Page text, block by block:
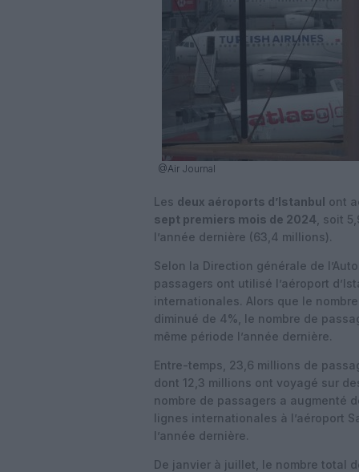
@Air Journal
Les deux aéroports d’Istanbul ont
sept premiers mois de 2024 , soit
l’année dernière (63,4 millions).
Selon la Direction générale de
passagers ont utilisé l’aéroport
internationales. Alors que le
diminué de 4%, le nombre de
même période l’année dernière.
Entre-temps, 23,6 millions de
dont 12,3 millions ont voyagé sur
nombre de passagers a augmenté
lignes internationales à l’aéroport
l’année dernière.
De janvier à juillet, le nombre total